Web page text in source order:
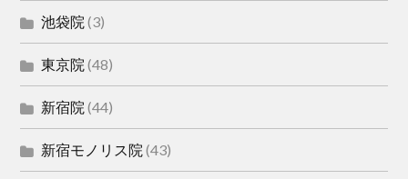
池袋院 (3)
東京院 (48)
新宿院 (44)
新宿モノリス院 (43)